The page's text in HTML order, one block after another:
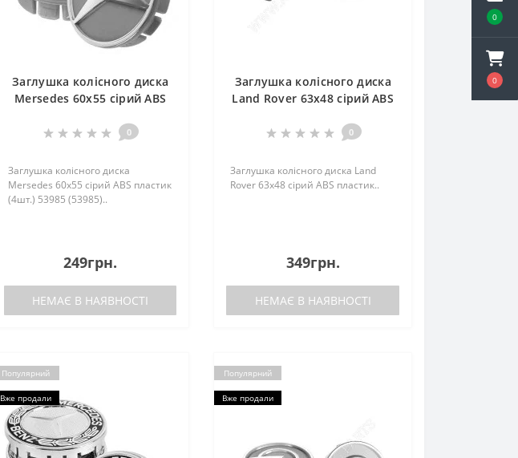
0
0
Заглушка колісного диска
Mersedes 60x55 сiрий ABS
0
Заглушка колісного диска
Mersedes 60x55 сiрий ABS пластик
(4шт.) 53985 (53985)..
249грн.
НЕМАЄ В НАЯВНОСТІ
Заглушка колісного диска
Land Rover 63x48 сірий ABS
0
Заглушка колісного диска Land
Rover 63x48 сірий ABS пластик..
349грн.
НЕМАЄ В НАЯВНОСТІ
Популярний
Вже продали
Популярний
Вже продали